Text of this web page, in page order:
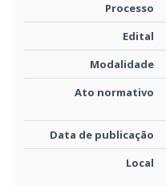
Processo
Edital
Modalidade
Ato normativo
Data de publicação
Local